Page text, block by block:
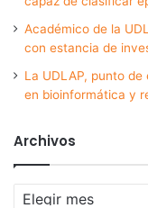
Académico de la
con estancia de
La UDLAP, punto
en bioinformática y
Archivos
Archivos